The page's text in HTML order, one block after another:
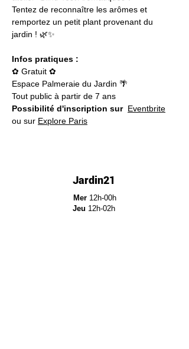
Tentez de reconnaître les arômes et
remportez un petit plant provenant du
jardin ! 🌿✨
Infos pratiques :
✿ Gratuit ✿
Espace Palmeraie du Jardin 🌴
Tout public à partir de 7 ans
Possibilité d'inscription sur Eventbrite
ou sur Explore Paris
Jardin21
Mer12h-00h
Jeu 12h-02h